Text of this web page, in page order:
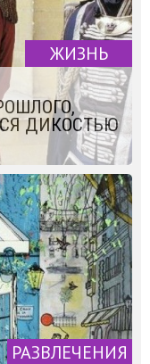
ЖИЗНЬ
ДИКОСТЬЮ
РАЗВЛЕЧЕНИЯ